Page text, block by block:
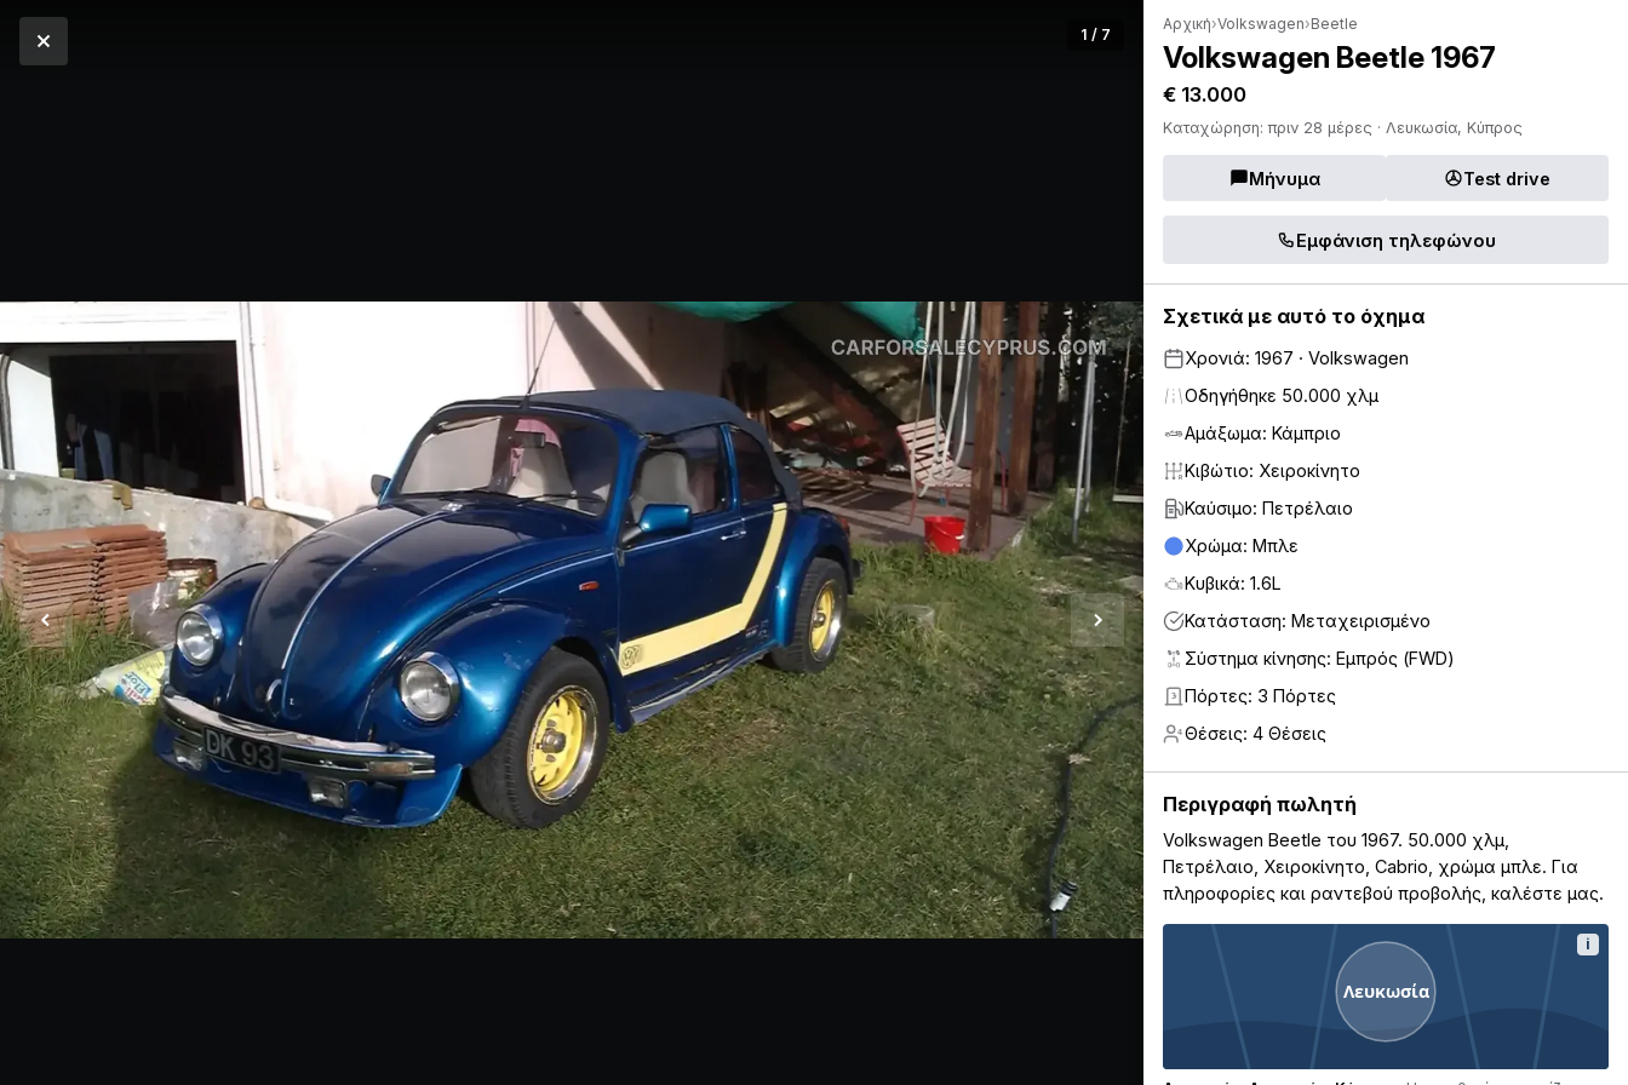
1 / 7
Αρχική›Volkswagen›Beetle
Volkswagen Beetle 1967
€ 13.000
Καταχώρηση: πριν 28 μέρες · Λευκωσία, Κύπρος
Μήνυμα Test drive
Εμφάνιση τηλεφώνου
Σχετικά με αυτό το όχημα
Χρονιά: 1967 · Volkswagen
Οδηγήθηκε 50.000 χλμ
Αμάξωμα: Κάμπριο
Κιβώτιο: Χειροκίνητο
Καύσιμο: Πετρέλαιο
Χρώμα: Μπλε
Κυβικά: 1.6L
Κατάσταση: Μεταχειρισμένο
Σύστημα κίνησης: Εμπρός (FWD)
3 Πόρτες: 3 Πόρτες
4 Θέσεις: 4 Θέσεις
Περιγραφή πωλητή
Volkswagen Beetle του 1967. 50.000 χλμ,
Πετρέλαιο, Χειροκίνητο, Cabrio, χρώμα μπλε. Για
πληροφορίες και ραντεβού προβολής, καλέστε μας.
Λευκωσία
i